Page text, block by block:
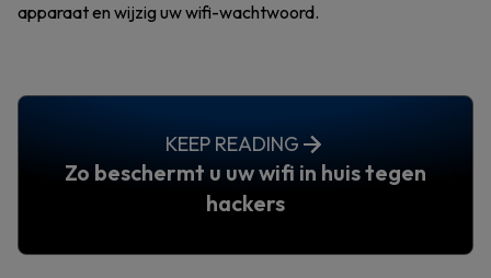
apparaat en wijzig uw wifi-wachtwoord.
KEEP READING
Zo beschermt u uw wifi in huis tegen
hackers